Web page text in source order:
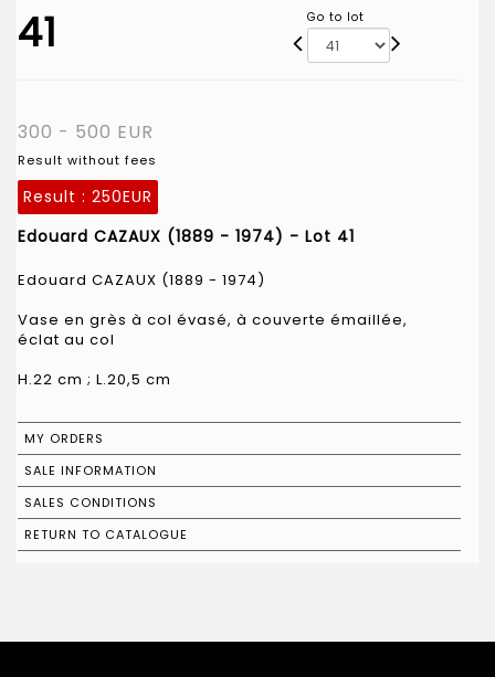
41 Go to lot
300 - 500 EUR
Result without fees
Result : 250EUR
Edouard CAZAUX (1889 - 1974) - Lot 41
Edouard CAZAUX (1889 - 1974)
Vase en grès à col évasé, à couverte émaillée,
éclat au col
H.22 cm ; L.20,5 cm
MY ORDERS
SALE INFORMATION
SALES CONDITIONS
RETURN TO CATALOGUE